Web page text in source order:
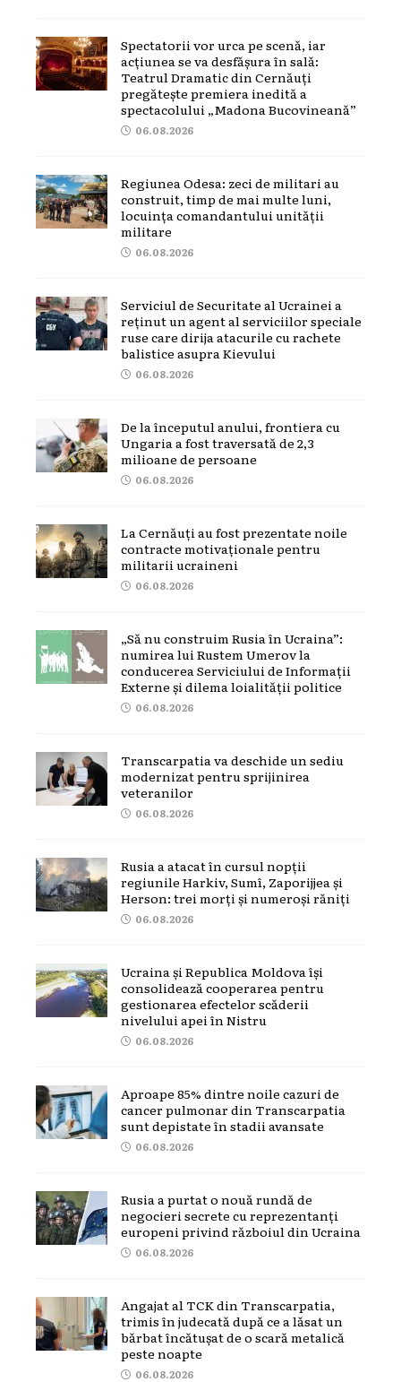
Spectatorii vor urca pe scenă, iar
acțiunea se va desfășura în sală:
Teatrul Dramatic din Cernăuți
pregătește premiera inedită a
spectacolului „Madona Bucovineană”
06.08.2026
Regiunea Odesa: zeci de militari au
construit, timp de mai multe luni,
locuința comandantului unității
militare
06.08.2026
Serviciul de Securitate al Ucrainei a
reținut un agent al serviciilor speciale
ruse care dirija atacurile cu rachete
balistice asupra Kievului
06.08.2026
De la începutul anului, frontiera cu
Ungaria a fost traversată de 2,3
milioane de persoane
06.08.2026
La Cernăuți au fost prezentate noile
contracte motivaționale pentru
militarii ucraineni
06.08.2026
„Să nu construim Rusia în Ucraina”:
numirea lui Rustem Umerov la
conducerea Serviciului de Informații
Externe și dilema loialității politice
06.08.2026
Transcarpatia va deschide un sediu
modernizat pentru sprijinirea
veteranilor
06.08.2026
Rusia a atacat în cursul nopții
regiunile Harkiv, Sumî, Zaporijjea și
Herson: trei morți și numeroși răniți
06.08.2026
Ucraina și Republica Moldova își
consolidează cooperarea pentru
gestionarea efectelor scăderii
nivelului apei în Nistru
06.08.2026
Aproape 85% dintre noile cazuri de
cancer pulmonar din Transcarpatia
sunt depistate în stadii avansate
06.08.2026
Rusia a purtat o nouă rundă de
negocieri secrete cu reprezentanți
europeni privind războiul din Ucraina
06.08.2026
Angajat al TCK din Transcarpatia,
trimis în judecată după ce a lăsat un
bărbat încătușat de o scară metalică
peste noapte
06.08.2026